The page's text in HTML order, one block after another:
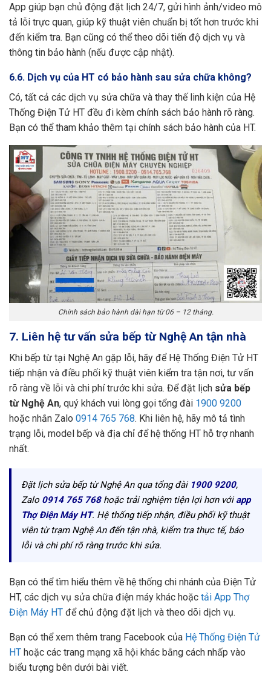
App giúp bạn chủ động đặt lịch 24/7, gửi hình ảnh/video mô
tả lỗi trực quan, giúp kỹ thuật viên chuẩn bị tốt hơn trước khi
đến kiểm tra. Bạn cũng có thể theo dõi tiến độ dịch vụ và
thông tin bảo hành (nếu được cập nhật).
6.6. Dịch vụ của HT có bảo hành sau sửa chữa không?
Có, tất cả các dịch vụ sửa chữa và thay thế linh kiện của Hệ
Thống Điện Tử HT đều đi kèm chính sách bảo hành rõ ràng.
Bạn có thể tham khảo thêm tại chính sách bảo hành của HT.
Chính sách bảo hành dài hạn từ 06 – 12 tháng.
7. Liên hệ tư vấn sửa bếp từ Nghệ An tận nhà
Khi bếp từ tại Nghệ An gặp lỗi, hãy để Hệ Thống Điện Tử HT
tiếp nhận và điều phối kỹ thuật viên kiểm tra tận nơi, tư vấn
rõ ràng về lỗi và chi phí trước khi sửa. Để đặt lịch sửa bếp
từ Nghệ An, quý khách vui lòng gọi tổng đài 1900 9200
hoặc nhắn Zalo 0914 765 768. Khi liên hệ, hãy mô tả tình
trạng lỗi, model bếp và địa chỉ để hệ thống HT hỗ trợ nhanh
nhất.
Đặt lịch sửa bếp từ Nghệ An qua tổng đài 1900 9200,
Zalo 0914 765 768hoặc trải nghiệm tiện lợi hơn với app
Thợ Điện Máy HT. Hệ thống tiếp nhận, điều phối kỹ thuật
viên từ trạm Nghệ An đến tận nhà, kiểm tra thực tế, báo
lỗi và chi phí rõ ràng trước khi sửa.
Bạn có thể tìm hiểu thêm về hệ thống chi nhánh của Điện Tử
HT, các dịch vụ sửa chữa điện máy khác hoặc tải App Thợ
Điện Máy HT để chủ động đặt lịch và theo dõi dịch vụ.
Bạn có thể xem thêm trang Facebook của Hệ Thống Điện Tử
HT hoặc các trang mạng xã hội khác bằng cách nhấp vào
biểu tượng bên dưới bài viết.